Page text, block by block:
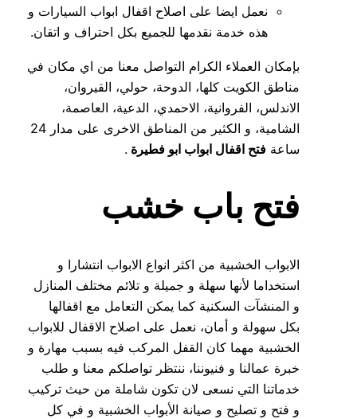
نعمل ايضا على اصلاح اقفال ابواب السيارات و
هذه خدمة نقدمها للجميع بكل احتراف و اتقان.
بإمكان العملاء الكرام التواصل معنا من اي مكان في
مناطق الكويت كلها، الدوحة، حولي، القيروان،
الاندلس، الفروانية، الاحمدي، الدعية، العاصمة،
الشامية، و الكثير من المناطق الاخرى على مدار 24
ساعة فتح اقفال ابواب ابو فطيرة .
فتح باب خشب
الابواب الخشبية من اكثر انواع الابواب انتشارا و
استخداما لأنها سهلة و جميلة و تلائم مختلف المنازل
و المنشآت السكنية كما يمكن التعامل مع اقفالها
بكل سهولة و أمان، نعمل على اصلاح الاقفال للابواب
الخشبية مهما كان القفل المركب فيه بسبب مهارة و
خبرة عمالنا و فنيوننا، ننتظر تواصلكم معنا و طلب
خدماتنا التي نسعى لان تكون شاملة من حيث تركيب
و فتح و تصليح و صيانة الأبواب الخشبية و في كل